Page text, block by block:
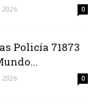
2026 0
Policía 71873
2026 0